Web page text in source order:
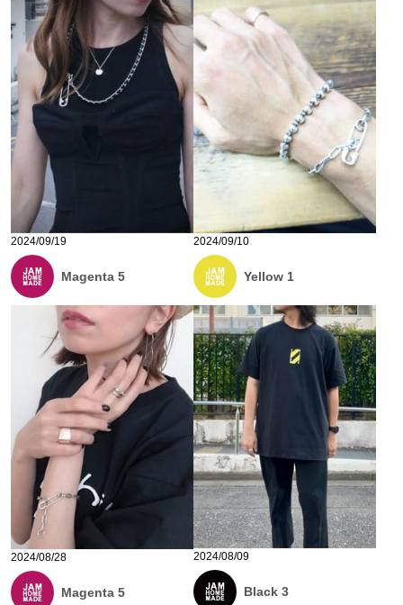
2024/09/19
Magenta 5
2024/09/10
Yellow 1
2024/08/28
Magenta 5
2024/08/09
Black 3